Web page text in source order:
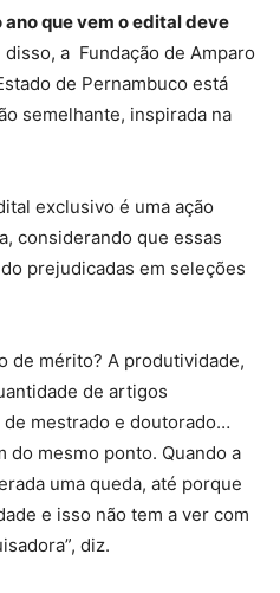
que vem o edital deve
disso, a Fundação de Amparo
de Pernambuco está
semelhante, inspirada na
exclusivo é uma ação
considerando que essas
prejudicadas em seleções
de mérito? A produtividade,
de artigos
mestrado e doutorado…
do mesmo ponto. Quando a
uma queda, até porque
e isso não tem a ver com
diz.